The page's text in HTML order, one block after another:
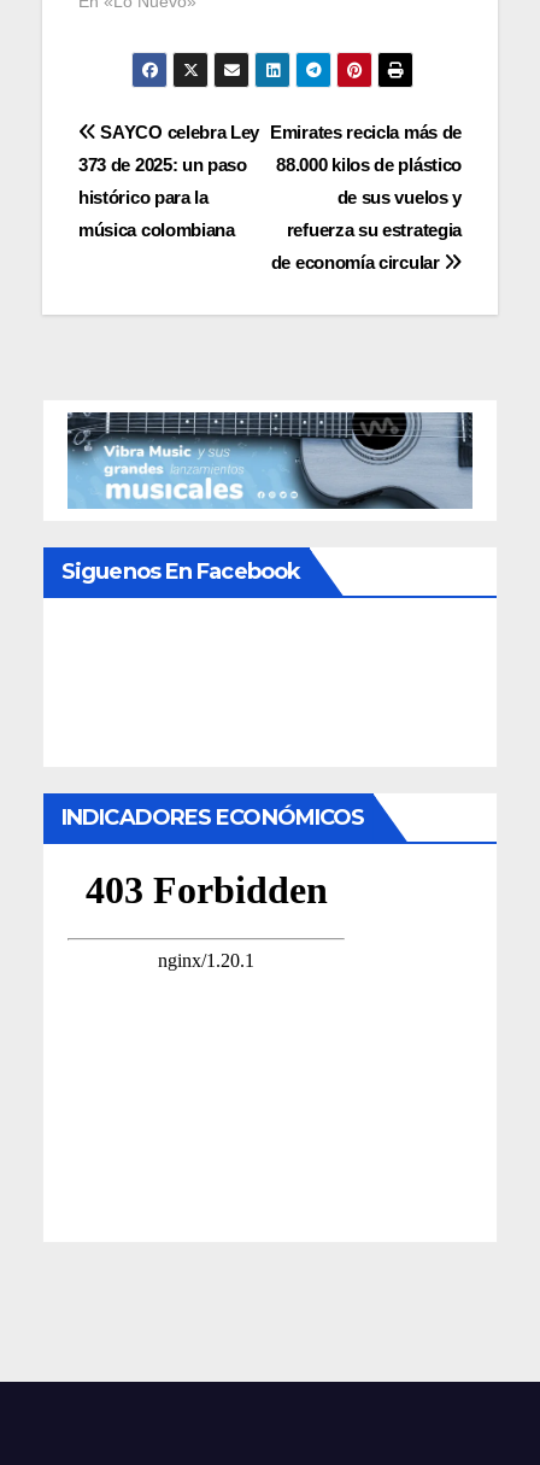
Navegación
de
entradas
Emirates recicla más de
88.000 kilos de plástico
de sus vuelos y
refuerza su estrategia
de economía circular
SAYCO celebra Ley
373 de 2025: un paso
histórico para la
música colombiana
Siguenos En Facebook
INDICADORES ECONÓMICOS